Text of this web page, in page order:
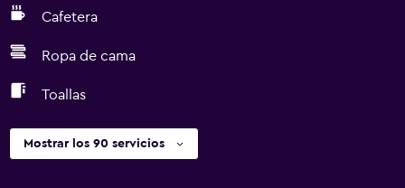
Cafetera
Ropa de cama
Toallas
Mostrar los 90 servicios